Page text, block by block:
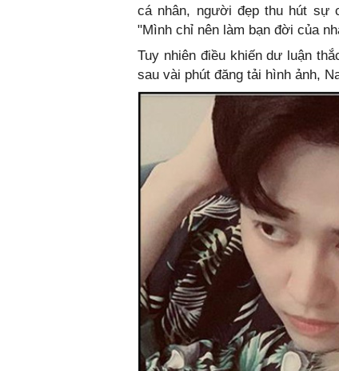
cá nhân, người đẹp thu hút sự
"Mình chỉ nên làm bạn đời của
Tuy nhiên điều khiến dư luận
sau vài phút đăng tải hình ảnh,